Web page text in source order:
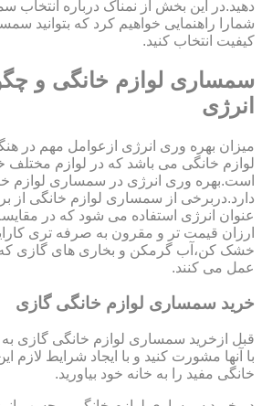
دهید.در این بخش از نمناک درباره انتخاب
شمارا راهنمایی خواهیم کرد که بتوانید
کیفیت انتخاب کنید.
سمساری لوازم خانگی و
انرژی
میزان بهره وری انرژی ازعوامل مهم در
لوازم خانگی می باشد که در لوازم مختلف
است.بهره وری انرژی در سمساری لوازم
دارد.دربرخی از سمساری لوازم خانگی از
عنوان انرژی استفاده می شود که در مقایسه
ارزان قیمت تر و مقرون به صرفه تری
خشک کن،آب گرمکن و بخاری های گازی که
عمل می کنند.
خرید سمساری لوازم خانگی گازی
قبل ازخرید سمساری لوازم خانگی گازی
با آنها مشورت کنید و با ایجاد شرایط لازم
خانگی مفید را به خانه خود بیاورید.